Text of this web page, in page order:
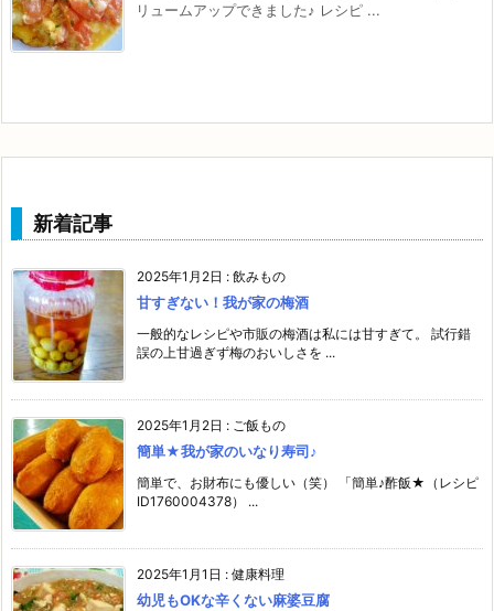
リュームアップできました♪ レシピ ...
新着記事
2025年1月2日 : 飲みもの
甘すぎない！我が家の梅酒
一般的なレシピや市販の梅酒は私には甘すぎて。 試行錯
誤の上甘過ぎず梅のおいしさを ...
2025年1月2日 : ご飯もの
簡単★我が家のいなり寿司♪
簡単で、お財布にも優しい（笑） 「簡単♪酢飯★（レシピ
ID1760004378） ...
2025年1月1日 : 健康料理
幼児もOKな辛くない麻婆豆腐